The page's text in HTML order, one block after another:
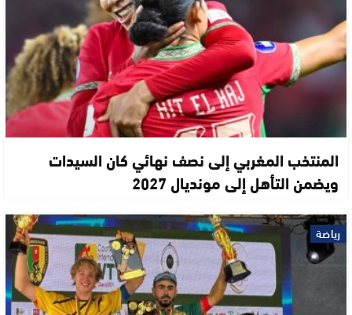
المنتخب المغربي إلى نصف نهائي كان السيدات
ويضمن التأهل إلى مونديال 2027
رياضة